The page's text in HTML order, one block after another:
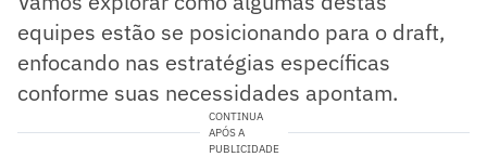
equipes estão se posicionando para o draft,
enfocando nas estratégias específicas
conforme suas necessidades apontam.
CONTINUA
APÓS A
PUBLICIDADE